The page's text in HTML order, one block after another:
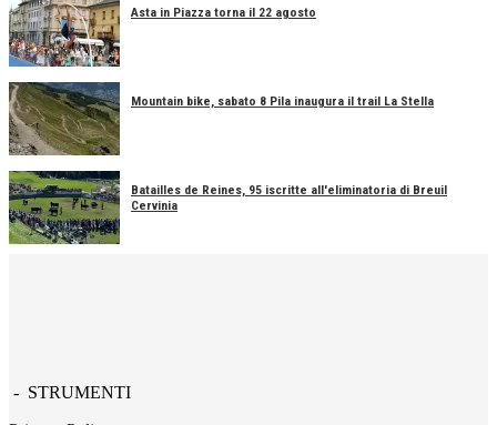
Asta in Piazza torna il 22 agosto
Mountain bike, sabato 8 Pila inaugura il trail La Stella
Batailles de Reines, 95 iscritte all'eliminatoria di Breuil
Cervinia
- STRUMENTI